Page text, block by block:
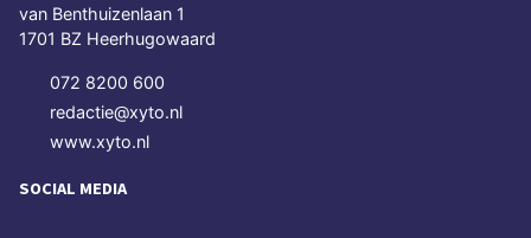
van Benthuizenlaan 1
1701 BZ Heerhugowaard
072 8200 600
redactie@xyto.nl
www.xyto.nl
SOCIAL MEDIA